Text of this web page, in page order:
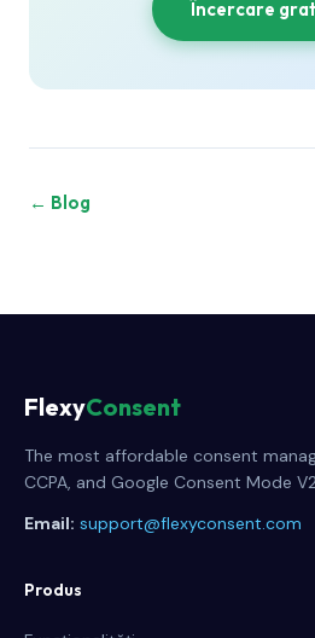
Încercare
← Blog
FlexyConsent
The most affordable consent
CCPA, and Google Consent Mode
Email: support@flexyconsent.com
Produs